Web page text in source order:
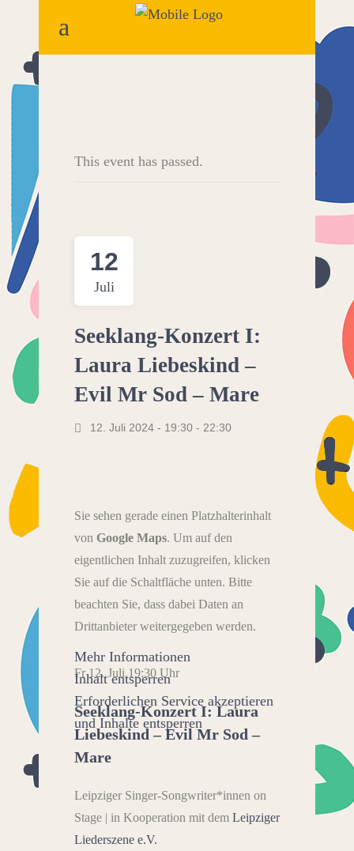
This event has passed.
12
Juli
Seeklang-Konzert I:
Laura Liebeskind –
Evil Mr Sod – Mare
12. Juli 2024 - 19:30 - 22:30
Sie sehen gerade einen Platzhalterinhalt
von Google Maps. Um auf den
eigentlichen Inhalt zuzugreifen, klicken
Sie auf die Schaltfläche unten. Bitte
beachten Sie, dass dabei Daten an
Drittanbieter weitergegeben werden.
Mehr Informationen
Inhalt entsperren
Erforderlichen Service akzeptieren
und Inhalte entsperren
Fr 12. Juli 19:30 Uhr
Seeklang-Konzert I: Laura
Liebeskind – Evil Mr Sod –
Mare
Leipziger Singer-Songwriter*innen on
Stage | in Kooperation mit dem Leipziger
Liederszene e.V.